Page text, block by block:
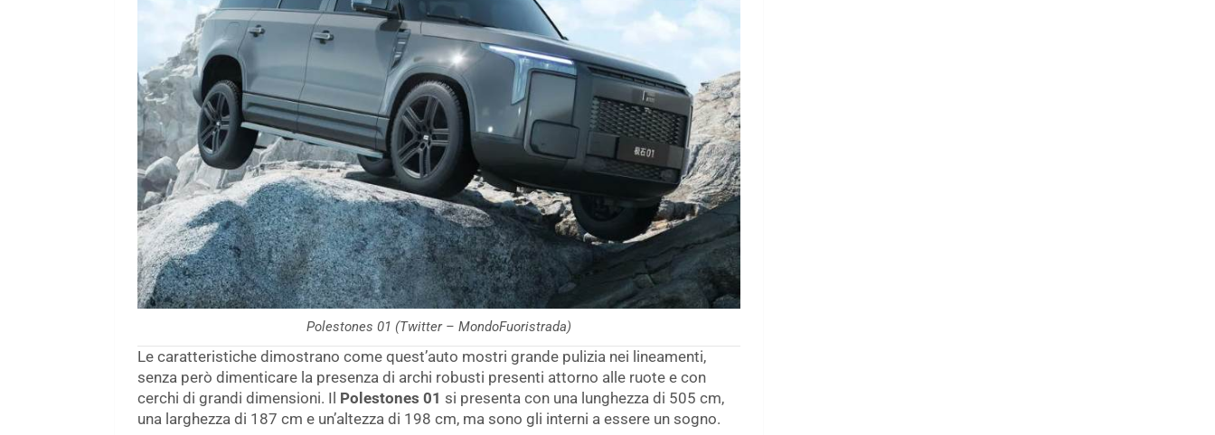
Polestones 01 (Twitter – MondoFuoristrada)
Le caratteristiche dimostrano come quest’auto mostri grande pulizia nei lineamenti,
senza però dimenticare la presenza di archi robusti presenti attorno alle ruote e con
cerchi di grandi dimensioni. Il Polestones 01 si presenta con una lunghezza di 505 cm,
una larghezza di 187 cm e un’altezza di 198 cm, ma sono gli interni a essere un sogno.